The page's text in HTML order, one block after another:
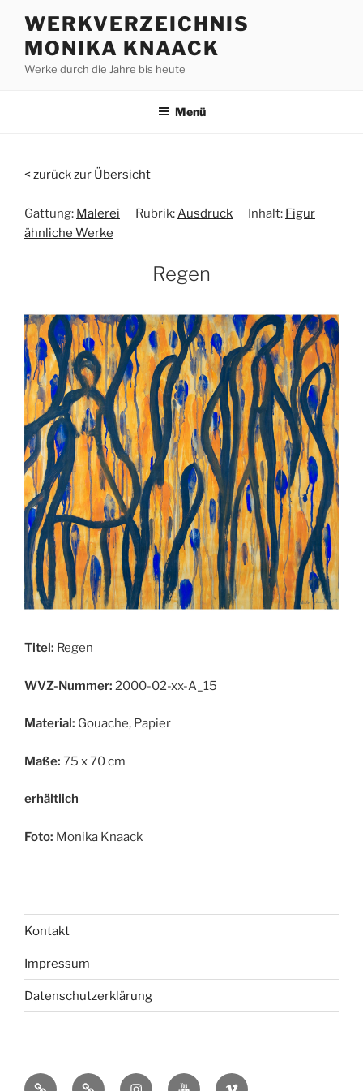
Inhalt
springen
WERKVERZEICHNIS
MONIKA KNAACK
Werke durch die Jahre bis heute
Menü
< zurück zur Übersicht
Gattung: Malerei Rubrik: Ausdruck Inhalt: Figur
ähnliche Werke
Regen
Titel: Regen
WVZ-Nummer: 2000-02-xx-A_15
Material: Gouache, Papier
Maße: 75 x 70 cm
erhältlich
Foto: Monika Knaack
Kontakt
Impressum
Datenschutzerklärung
bsky MastadonInstagramYou Vimeo